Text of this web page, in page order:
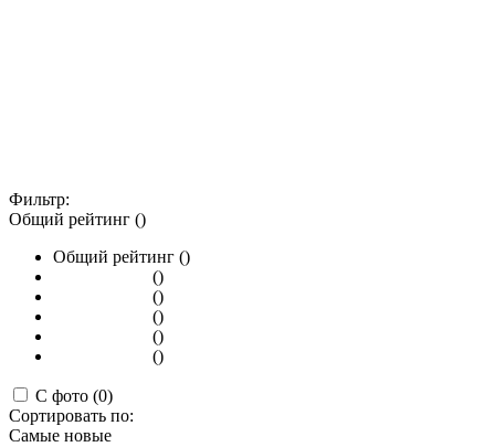
Фильтр:
Общий рейтинг ()
Общий рейтинг ()
()
()
()
()
()
С фото (0)
Сортировать по:
Самые новые